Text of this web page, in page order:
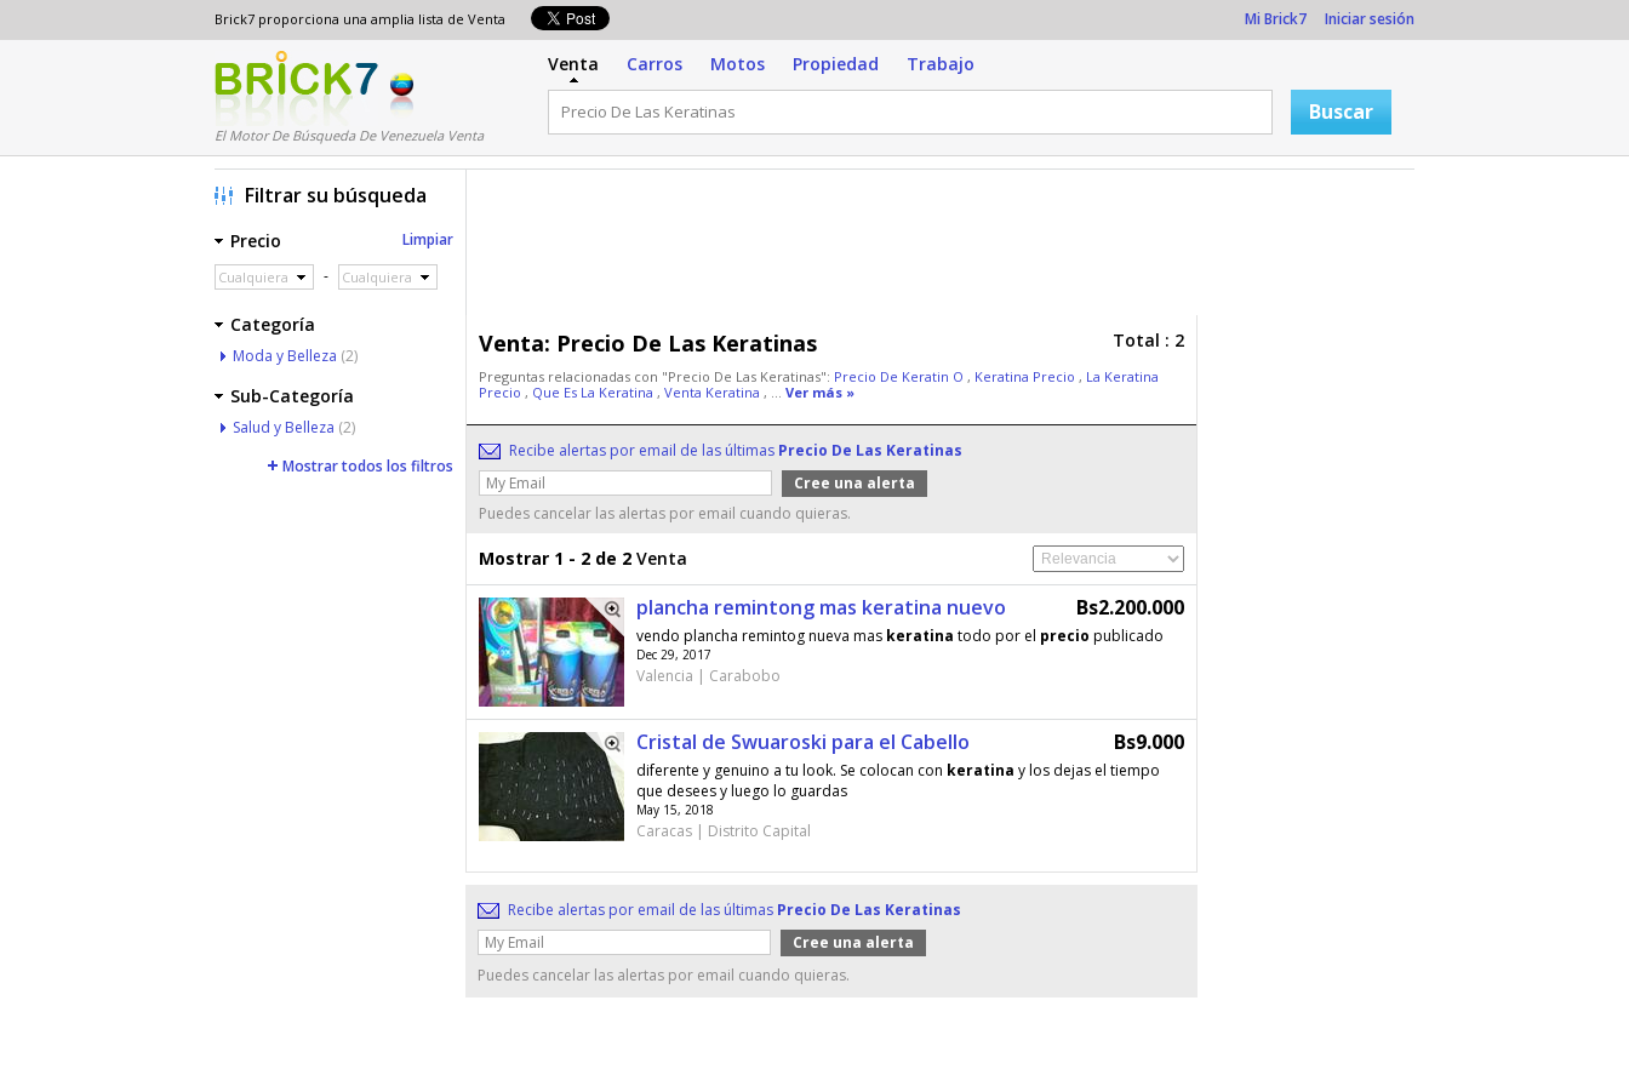
Brick7 proporciona una amplia lista de Venta Mi Brick7 Iniciar sesión
El Motor De Búsqueda De Venezuela Venta
Venta Carros Motos Propiedad Trabajo
Venta: Precio De Las Keratinas Total : 2
Preguntas relacionadas con "Precio De Las Keratinas": Precio De Keratin O , Keratina Precio , La Keratina
Precio , Que Es La Keratina , Venta Keratina , ... Ver más »
Recibe alertas por email de las últimas Precio De Las Keratinas
Puedes cancelar las alertas por email cuando quieras.
Mostrar 1 - 2 de 2 Venta
plancha remintong mas keratina nuevo Bs2.200.000
vendo plancha remintog nueva mas keratina todo por el precio publicado
Dec 29, 2017
Valencia | Carabobo
Cristal de Swuaroski para el Cabello Bs9.000
diferente y genuino a tu look. Se colocan con keratina y los dejas el tiempo
que desees y luego lo guardas
May 15, 2018
Caracas | Distrito Capital
Recibe alertas por email de las últimas Precio De Las Keratinas
Puedes cancelar las alertas por email cuando quieras.
Filtrar su búsqueda
Precio Limpiar
Cualquiera - Cualquiera
Categoría
Moda y Belleza (2)
Sub-Categoría
Salud y Belleza (2)
Mostrar todos los filtros